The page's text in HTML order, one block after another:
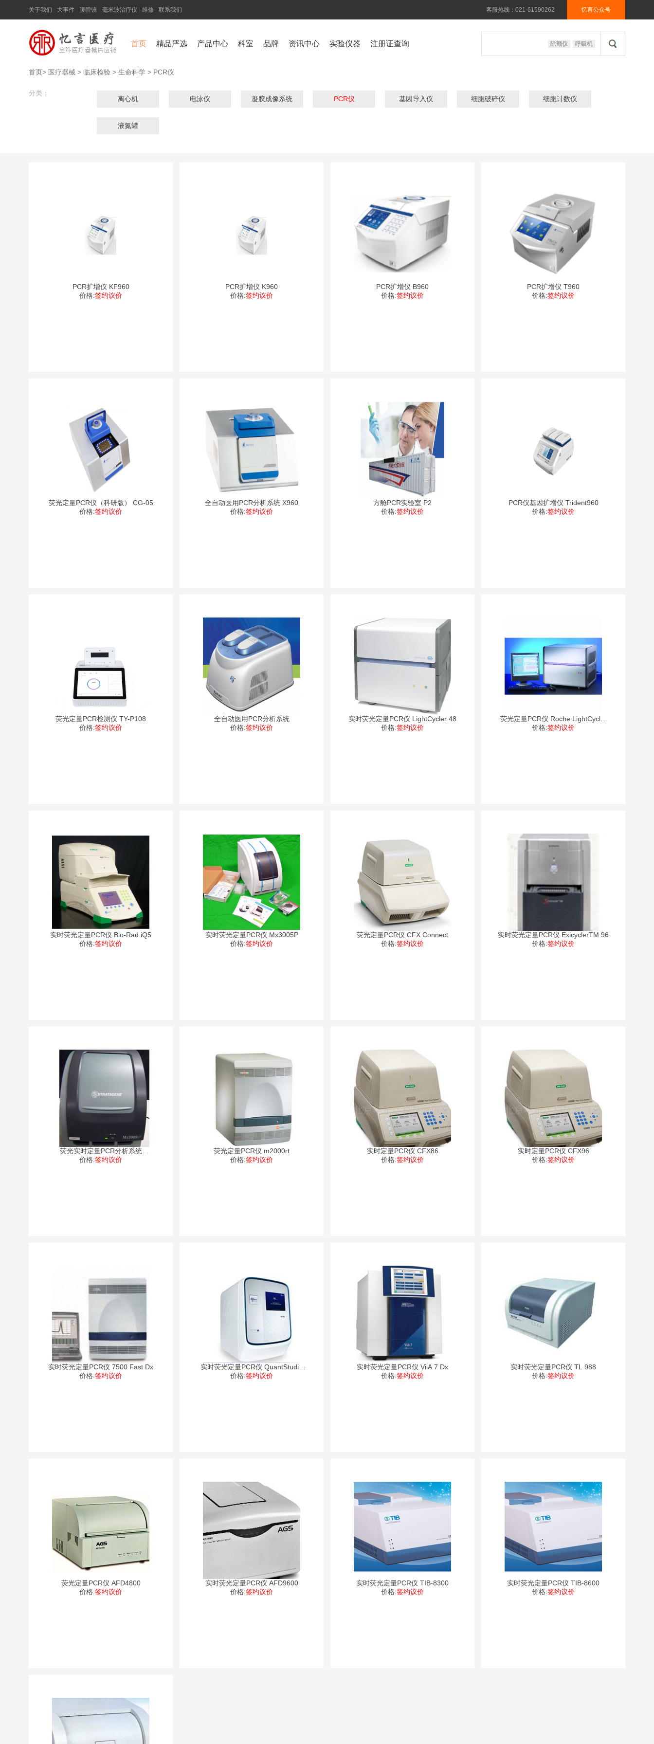
关于我们 大事件 腹腔镜 毫米波治疗仪 维修 联系我们 客服热线：021-61590262 忆言公众号
首页 精品严选 产品中心 科室 品牌 资讯中心 实验仪器 注册证查询 除颤仪 呼吸机
首页> 医疗器械 > 临床检验 > 生命科学 > PCR仪
分类：
离心机 电泳仪 凝胶成像系统 PCR仪 基因导入仪 细胞破碎仪 细胞计数仪
液氮罐
PCR扩增仪 KF960
价格:签约议价
PCR扩增仪 K960
价格:签约议价
PCR扩增仪 B960
价格:签约议价
PCR扩增仪 T960
价格:签约议价
荧光定量PCR仪（科研版） CG-05
价格:签约议价
全自动医用PCR分析系统 X960
价格:签约议价
方舱PCR实验室 P2
价格:签约议价
PCR仪基因扩增仪 Trident960
价格:签约议价
荧光定量PCR检测仪 TY-P108
价格:签约议价
全自动医用PCR分析系统
价格:签约议价
实时荧光定量PCR仪 LightCycler 48
价格:签约议价
荧光定量PCR仪 Roche LightCycler
4
价格:签约议价
实时荧光定量PCR仪 Bio-Rad iQ5
价格:签约议价
实时荧光定量PCR仪 Mx3005P
价格:签约议价
荧光定量PCR仪 CFX Connect
价格:签约议价
实时荧光定量PCR仪 ExicyclerTM 96
价格:签约议价
荧光实时定量PCR分析系统
Mx3005P
价格:签约议价
荧光定量PCR仪 m2000rt
价格:签约议价
实时定量PCR仪 CFX86
价格:签约议价
实时定量PCR仪 CFX96
价格:签约议价
实时荧光定量PCR仪 7500 Fast Dx
价格:签约议价
实时荧光定量PCR仪 QuantStudio
Dx
价格:签约议价
实时荧光定量PCR仪 ViiA 7 Dx
价格:签约议价
实时荧光定量PCR仪 TL 988
价格:签约议价
荧光定量PCR仪 AFD4800
价格:签约议价
实时荧光定量PCR仪 AFD9600
价格:签约议价
实时荧光定量PCR仪 TIB-8300
价格:签约议价
实时荧光定量PCR仪 TIB-8600
价格:签约议价